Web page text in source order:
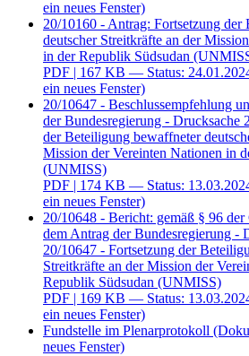
ein neues Fenster)
20/10160 - Antrag: Fortsetzung
deutscher Streitkräfte an der
in der Republik Südsudan
PDF | 167 KB — Status:
ein neues Fenster)
20/10647 - Beschlussempfehlung
der Bundesregierung - Drucksache
der Beteiligung bewaffneter
Mission der Vereinten Nationen in
(UNMISS)
PDF | 174 KB — Status:
ein neues Fenster)
20/10648 - Bericht: gemäß § 96 der
dem Antrag der Bundesregierung -
20/10647 - Fortsetzung der
Streitkräfte an der Mission der
Republik Südsudan (UNMISS)
PDF | 169 KB — Status:
ein neues Fenster)
Fundstelle im Plenarprotokoll
neues Fenster)